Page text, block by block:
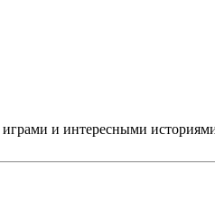
и интересными